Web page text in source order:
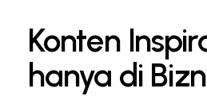
Konten
hanya di